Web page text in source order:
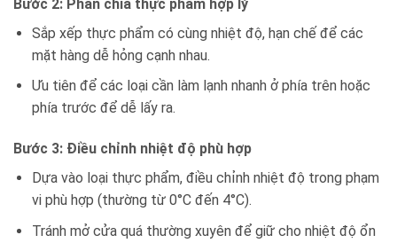
Bước 2: Phân chia thực phẩm hợp lý
Sắp xếp thực phẩm có cùng nhiệt độ, hạn chế để các
mặt hàng dễ hỏng cạnh nhau.
Ưu tiên để các loại cần làm lạnh nhanh ở phía trên hoặc
phía trước để dễ lấy ra.
Bước 3: Điều chỉnh nhiệt độ phù hợp
Dựa vào loại thực phẩm, điều chỉnh nhiệt độ trong phạm
vi phù hợp (thường từ 0°C đến 4°C).
Tránh mở cửa quá thường xuyên để giữ cho nhiệt độ ổn